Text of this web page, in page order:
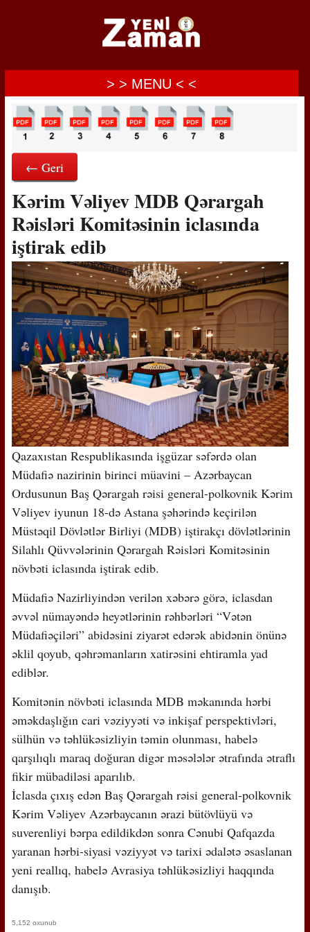
> > MENU < <
← Geri
Kərim Vəliyev MDB Qərargah
Rəisləri Komitəsinin iclasında
iştirak edib
Qazaxıstan Respublikasında işgüzar səfərdə olan
Müdafiə nazirinin birinci müavini – Azərbaycan
Ordusunun Baş Qərargah rəisi general-polkovnik Kərim
Vəliyev iyunun 18-də Astana şəhərində keçirilən
Müstəqil Dövlətlər Birliyi (MDB) iştirakçı dövlətlərinin
Silahlı Qüvvələrinin Qərargah Rəisləri Komitəsinin
növbəti iclasında iştirak edib.
Müdafiə Nazirliyindən verilən xəbərə görə, iclasdan
əvvəl nümayəndə heyətlərinin rəhbərləri “Vətən
Müdafiəçiləri” abidəsini ziyarət edərək abidənin önünə
əklil qoyub, qəhrəmanların xatirəsini ehtiramla yad
ediblər.
Komitənin növbəti iclasında MDB məkanında hərbi
əməkdaşlığın cari vəziyyəti və inkişaf perspektivləri,
sülhün və təhlükəsizliyin təmin olunması, habelə
qarşılıqlı maraq doğuran digər məsələlər ətrafında ətraflı
fikir mübadiləsi aparılıb.
İclasda çıxış edən Baş Qərargah rəisi general-polkovnik
Kərim Vəliyev Azərbaycanın ərazi bütövlüyü və
suverenliyi bərpa edildikdən sonra Cənubi Qafqazda
yaranan hərbi-siyasi vəziyyət və tarixi ədalətə əsaslanan
yeni reallıq, habelə Avrasiya təhlükəsizliyi haqqında
danışıb.
5,152 oxunub